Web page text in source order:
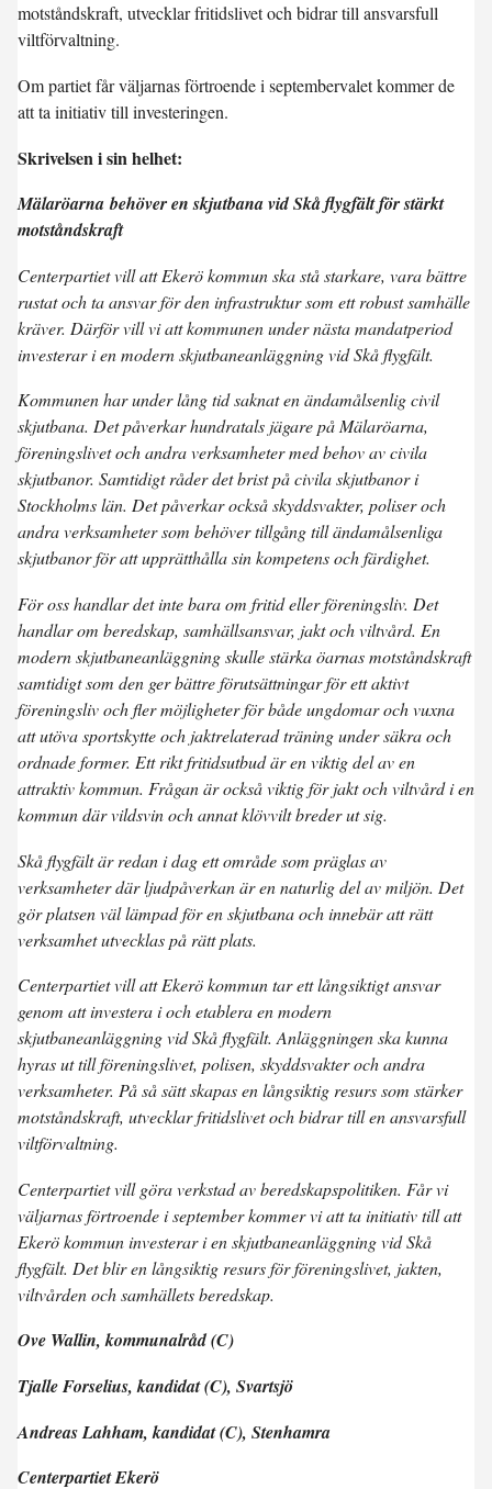
motståndskraft, utvecklar fritidslivet och bidrar till ansvarsfull
viltförvaltning.
Om partiet får väljarnas förtroende i septembervalet kommer de
att ta initiativ till investeringen.
Skrivelsen i sin helhet:
Mälaröarna behöver en skjutbana vid Skå flygfält för stärkt
motståndskraft
Centerpartiet vill att Ekerö kommun ska stå starkare, vara bättre
rustat och ta ansvar för den infrastruktur som ett robust samhälle
kräver. Därför vill vi att kommunen under nästa mandatperiod
investerar i en modern skjutbaneanläggning vid Skå flygfält.
Kommunen har under lång tid saknat en ändamålsenlig civil
skjutbana. Det påverkar hundratals jägare på Mälaröarna,
föreningslivet och andra verksamheter med behov av civila
skjutbanor. Samtidigt råder det brist på civila skjutbanor i
Stockholms län. Det påverkar också skyddsvakter, poliser och
andra verksamheter som behöver tillgång till ändamålsenliga
skjutbanor för att upprätthålla sin kompetens och färdighet.
För oss handlar det inte bara om fritid eller föreningsliv. Det
handlar om beredskap, samhällsansvar, jakt och viltvård. En
modern skjutbaneanläggning skulle stärka öarnas motståndskraft
samtidigt som den ger bättre förutsättningar för ett aktivt
föreningsliv och fler möjligheter för både ungdomar och vuxna
att utöva sportskytte och jaktrelaterad träning under säkra och
ordnade former. Ett rikt fritidsutbud är en viktig del av en
attraktiv kommun. Frågan är också viktig för jakt och viltvård i en
kommun där vildsvin och annat klövvilt breder ut sig.
Skå flygfält är redan i dag ett område som präglas av
verksamheter där ljudpåverkan är en naturlig del av miljön. Det
gör platsen väl lämpad för en skjutbana och innebär att rätt
verksamhet utvecklas på rätt plats.
Centerpartiet vill att Ekerö kommun tar ett långsiktigt ansvar
genom att investera i och etablera en modern
skjutbaneanläggning vid Skå flygfält. Anläggningen ska kunna
hyras ut till föreningslivet, polisen, skyddsvakter och andra
verksamheter. På så sätt skapas en långsiktig resurs som stärker
motståndskraft, utvecklar fritidslivet och bidrar till en ansvarsfull
viltförvaltning.
Centerpartiet vill göra verkstad av beredskapspolitiken. Får vi
väljarnas förtroende i september kommer vi att ta initiativ till att
Ekerö kommun investerar i en skjutbaneanläggning vid Skå
flygfält. Det blir en långsiktig resurs för föreningslivet, jakten,
viltvården och samhällets beredskap.
Ove Wallin, kommunalråd (C)
Tjalle Forselius, kandidat (C), Svartsjö
Andreas Lahham, kandidat (C), Stenhamra
Centerpartiet Ekerö